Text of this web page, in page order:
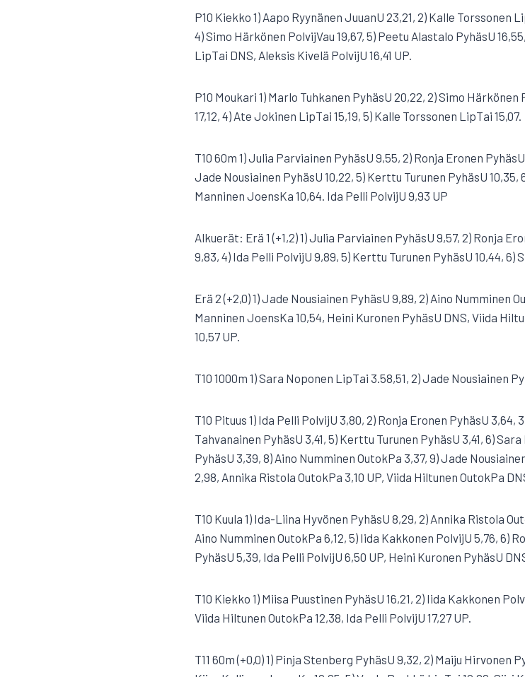
P10 Kiekko 1) Aapo Ryynänen JuuanU 23,21, 2) Kalle Torssonen
4) Simo Härkönen PolvijVau 19,67, 5) Peetu Alastalo PyhäsU
LipTai DNS, Aleksis Kivelä PolvijU 16,41 UP.
P10 Moukari 1) Marlo Tuhkanen PyhäsU 20,22, 2) Simo
17,12, 4) Ate Jokinen LipTai 15,19, 5) Kalle Torssonen LipTai 15,07.
T10 60m 1) Julia Parviainen PyhäsU 9,55, 2) Ronja Eronen
Jade Nousiainen PyhäsU 10,22, 5) Kerttu Turunen PyhäsU 10,35,
Manninen JoensKa 10,64. Ida Pelli PolvijU 9,93 UP
Alkuerät: Erä 1 (+1,2) 1) Julia Parviainen PyhäsU 9,57, 2) Ronja
9,83, 4) Ida Pelli PolvijU 9,89, 5) Kerttu Turunen PyhäsU 10,44, 6)
Erä 2 (+2,0) 1) Jade Nousiainen PyhäsU 9,89, 2) Aino Numminen
Manninen JoensKa 10,54, Heini Kuronen PyhäsU DNS, Viida
10,57 UP.
T10 1000m 1) Sara Noponen LipTai 3.58,51, 2) Jade Nousiainen
T10 Pituus 1) Ida Pelli PolvijU 3,80, 2) Ronja Eronen PyhäsU
Tahvanainen PyhäsU 3,41, 5) Kerttu Turunen PyhäsU 3,41, 6)
PyhäsU 3,39, 8) Aino Numminen OutokPa 3,37, 9) Jade
2,98, Annika Ristola OutokPa 3,10 UP, Viida Hiltunen OutokPa
T10 Kuula 1) Ida-Liina Hyvönen PyhäsU 8,29, 2) Annika Ristola
Aino Numminen OutokPa 6,12, 5) Iida Kakkonen PolvijU 5,76, 6)
PyhäsU 5,39, Ida Pelli PolvijU 6,50 UP, Heini Kuronen PyhäsU
T10 Kiekko 1) Miisa Puustinen PyhäsU 16,21, 2) Iida Kakkonen
Viida Hiltunen OutokPa 12,38, Ida Pelli PolvijU 17,27 UP.
T11 60m (+0,0) 1) Pinja Stenberg PyhäsU 9,32, 2) Maiju Hirvonen